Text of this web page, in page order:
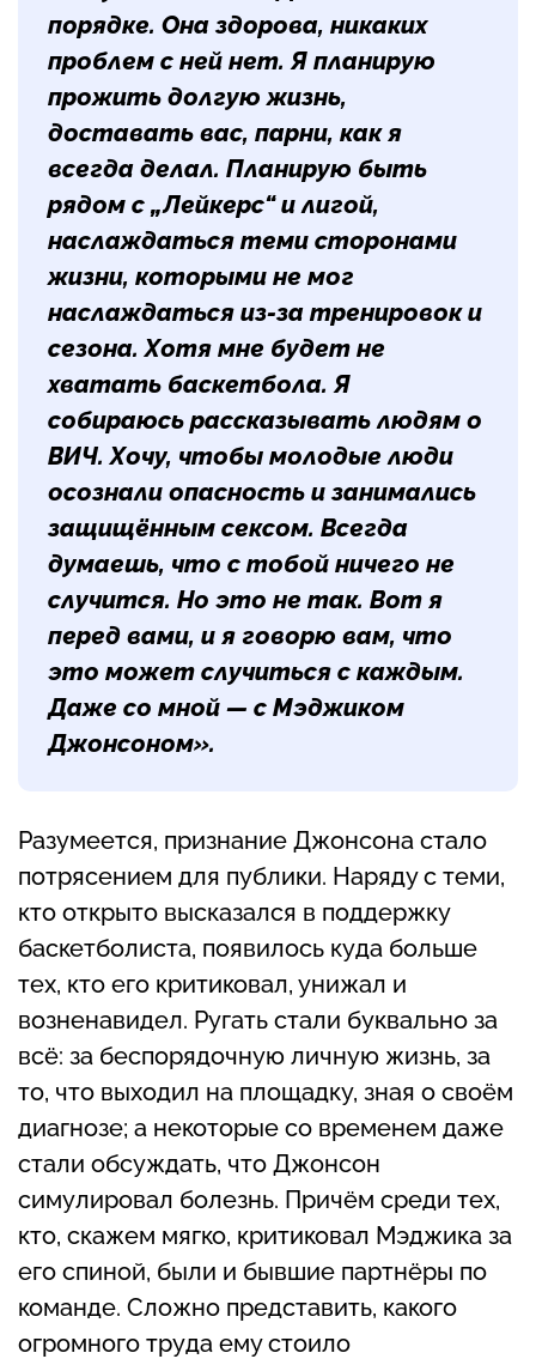
порядке. Она здорова, никаких
проблем с ней нет. Я планирую
прожить долгую жизнь,
доставать вас, парни, как я
всегда делал. Планирую быть
рядом с „Лейкерс“ и лигой,
наслаждаться теми сторонами
жизни, которыми не мог
наслаждаться из-за тренировок и
сезона. Хотя мне будет не
хватать баскетбола. Я
собираюсь рассказывать людям о
ВИЧ. Хочу, чтобы молодые люди
осознали опасность и занимались
защищённым сексом. Всегда
думаешь, что с тобой ничего не
случится. Но это не так. Вот я
перед вами, и я говорю вам, что
это может случиться с каждым.
Даже со мной — с Мэджиком
Джонсоном».
Разумеется, признание Джонсона стало
потрясением для публики. Наряду с теми,
кто открыто высказался в поддержку
баскетболиста, появилось куда больше
тех, кто его критиковал, унижал и
возненавидел. Ругать стали буквально за
всё: за беспорядочную личную жизнь, за
то, что выходил на площадку, зная о своём
диагнозе; а некоторые со временем даже
стали обсуждать, что Джонсон
симулировал болезнь. Причём среди тех,
кто, скажем мягко, критиковал Мэджика за
его спиной, были и бывшие партнёры по
команде. Сложно представить, какого
огромного труда ему стоило